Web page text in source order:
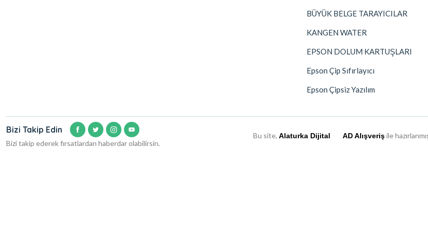
BÜYÜK BELGE TARAYICILAR
KANGEN WATER
EPSON DOLUM KARTUŞLARI
Epson Çip Sıfırlayıcı
Epson Çipsiz Yazılım
Bizi Takip Edin
Bizi takip ederek fırsatlardan haberdar olabilirsin.
Bu site,Alaturka Dijital AD Alışverişile